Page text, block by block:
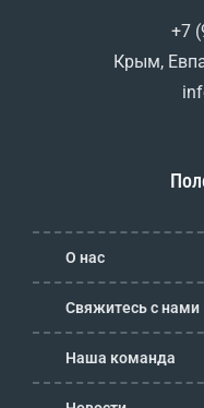
+7
Крым,
О нас
Свяжитесь с нами
Наша команда